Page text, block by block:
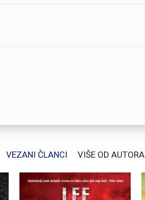
VEZANI ČLANCI VIŠE OD AUTORA